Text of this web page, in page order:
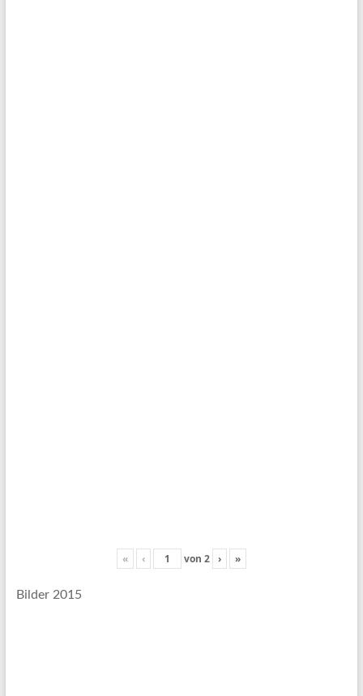
« ‹ von 2 › »
Bilder 2015